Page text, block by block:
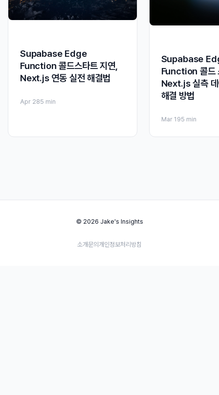
Supabase Edge
Function 콜드스타트 지연,
Next.js 연동 실전 해결법
Apr 285 min
Supabase
Function 콜드
Next.js 실측 데
해결 방법
Mar 195 min
© 2026 Jake's Insights
소개문의 개인정보처리방침